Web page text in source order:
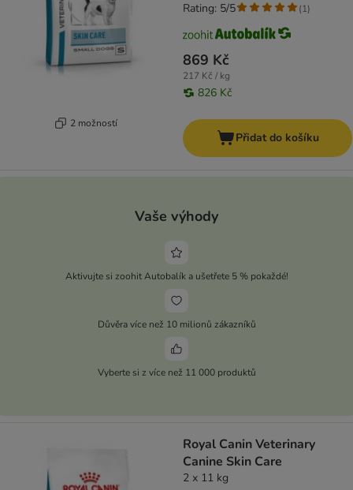
2 možností
869 Kč
217 Kč / kg
826 Kč
Rating: 5/5 (1)
Přidat do košíku
Vaše výhody
Aktivujte si zoohit Autobalík a ušetřete 5 % pokaždé!
Důvěra více než 10 milionů zákazníků
Vyberte si z více než 11 000 produktů
Royal Canin Veterinary
Canine Skin Care
2 x 11 kg